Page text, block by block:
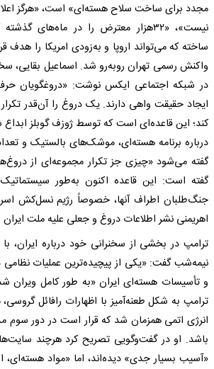
مجدد برای ساخت سلاح هسته‌ای» است، «هرگز
نیست»، «۳۲هزار معترض را در ماه‌های
ساخته که می‌تواند اروپا و به‌زودی امریکا را هدف
واکنش رسمی تهران روبه‌رو شد. اسماعیل بقایی،
در شبکه اجتماعی ایکس نوشت: «دروغگویان
ایجاد حقیقت واهی دارند. یک دروغ را آن‌قدر
کند؛ این قاعده‌ای است که توسط ژوزف گوبلز
درباره برنامه هسته‌ای، موشک‌های بالستیک و
گفته می‌شود «چیزی جز تکرار مجموعه‌ای از
جنگ‌طلبان اطراف آنها، خصوصاً رژیم نسل‌کش
اهریمنی نشر اطلاعات دروغ و جعلی علیه ملت
ترامپ در بخشی از سخنرانی خود درباره ایران،
نیمه‌شب گفت: «یکی از پیچیده‌ترین عملیات نظامی
و تأسیسات هسته‌ای ایران «به طور کامل ویران
ترامپ به شکل طعنه‌آمیز با اظهارات رافائل گروسی،
انرژی اتمی همزمان شد که قرار است در دور سوم
باشد. او در گفت‌وگویی تصریح کرد هرچند
«آسیب بسیار جدی» دیده‌اند، اما «مواد هسته‌ای،